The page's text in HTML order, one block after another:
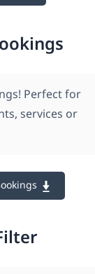
Perfect for
services or